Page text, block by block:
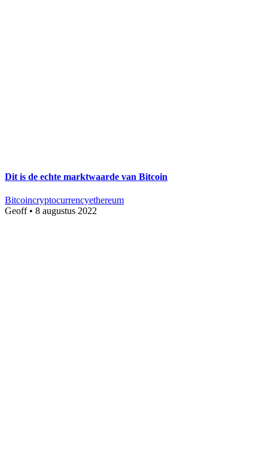
Dit is de echte marktwaarde van Bitcoin
Bitcoincryptocurrencyethereum
Geoff• 8 augustus 2022